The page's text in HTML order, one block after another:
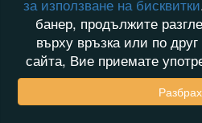
за използване на бисквитки
банер, продължите
върху връзка или по
сайта, Вие приемате
Разбрах